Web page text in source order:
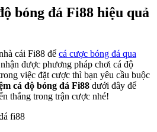
bóng đá Fi88 hiệu quả
cái Fi88 để cá cược bóng đá qua
được phương pháp chơi cá độ
việc đặt cược thì bạn yêu cầu buộc
cá độ bóng đá Fi88 dưới đây để
thắng trong trận cược nhé!